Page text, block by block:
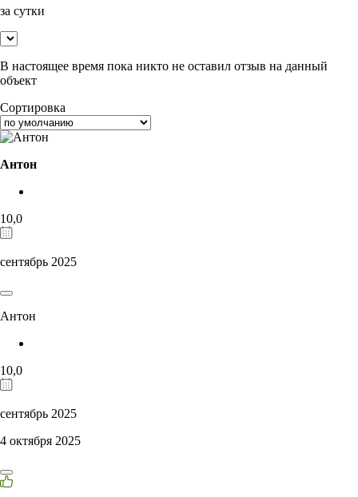
за сутки
В настоящее время пока никто не оставил отзыв на данный
объект
Сортировка
Антон
10,0
сентябрь 2025
Антон
10,0
сентябрь 2025
4 октября 2025